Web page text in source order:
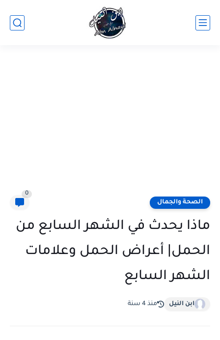
الصحة والجمال
0
ماذا يحدث في الشهر السابع من
الحمل| أعراض الحمل وعلامات
الشهر السابع
ابن النيل منذ 4 سنة